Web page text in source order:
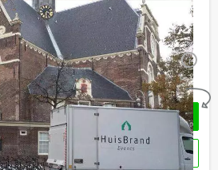
personen i
Geheel vrijblijvend
AANVRAGEN
RESERVEREN